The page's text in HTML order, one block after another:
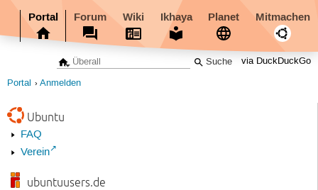
Portal Forum Wiki Ikhaya Planet Mitmachen
via DuckDuckGo
Portal Anmelden
Ubuntu
FAQ
Verein
ubuntuusers.de